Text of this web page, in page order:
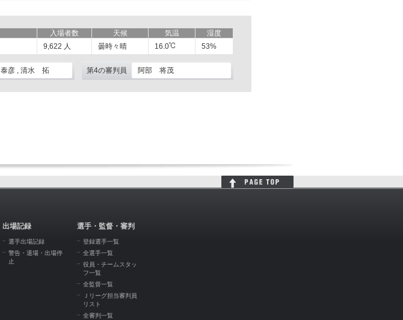
入場者数 天候 気温
湿度
9,622 人 曇時々晴 16.0 53%
彦 , 清水 拓 第4の審判員 阿部 将茂
出場記録
選手出場記録
警告・退場・出場停
止
選手・監督・審判
登録選手一覧
全選手一覧
役員・チームスタッ
フ一覧
全監督一覧
Ｊリーグ担当審判員
リスト
全審判一覧